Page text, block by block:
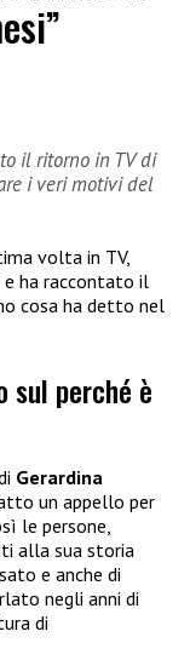
il ritorno in TV di
i veri motivi del
volta in TV,
e ha raccontato il
cosa ha detto nel
sul perché è
Gerardina
un appello per
le persone,
alla sua storia
e anche di
negli anni di
di